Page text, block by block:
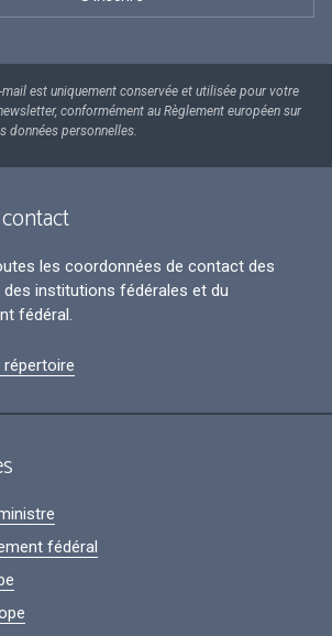
mail est uniquement conservée et utilisée pour votre
conformément au Règlement européen sur
données personnelles.
les coordonnées de contact des
institutions fédérales et du
fédéral.
fédéral